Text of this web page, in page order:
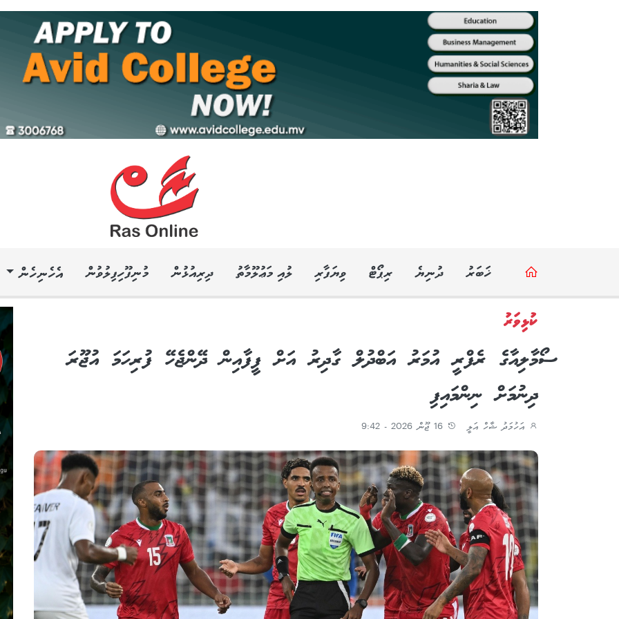
ޚަބަރު ދުނިޔެ ރިޕޯޓް ވިޔަފާރި ލުއި މަޢުލޫމާތު ދިރިއުޅުން މުނިފޫހިފިލުވުން އެހެނިހެން
ކުޅިވަރު
ސޯމާލިއާގެ ރެފްރީ އުމަރު އަބްދުލް ގާދިރު އަށް ފީފާއިން ދޭންޖެހޭ ފުރިހަމަ އުޖޫރަ
ދިނުމަށް ނިންމައިފި
އަހުމަދު ޝާހް އަލީ